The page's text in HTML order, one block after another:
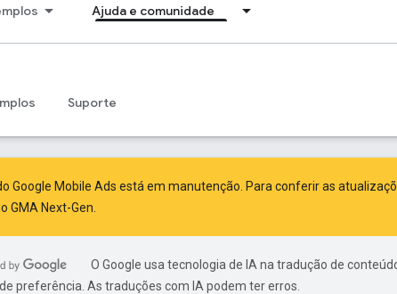
Ajuda e comunidade
Suporte
Google Mobile Ads está em manutenção. Para conferir as
GMA Next-Gen
O Google usa tecnologia de IA na tradução de
preferência. As traduções com IA podem ter erros.